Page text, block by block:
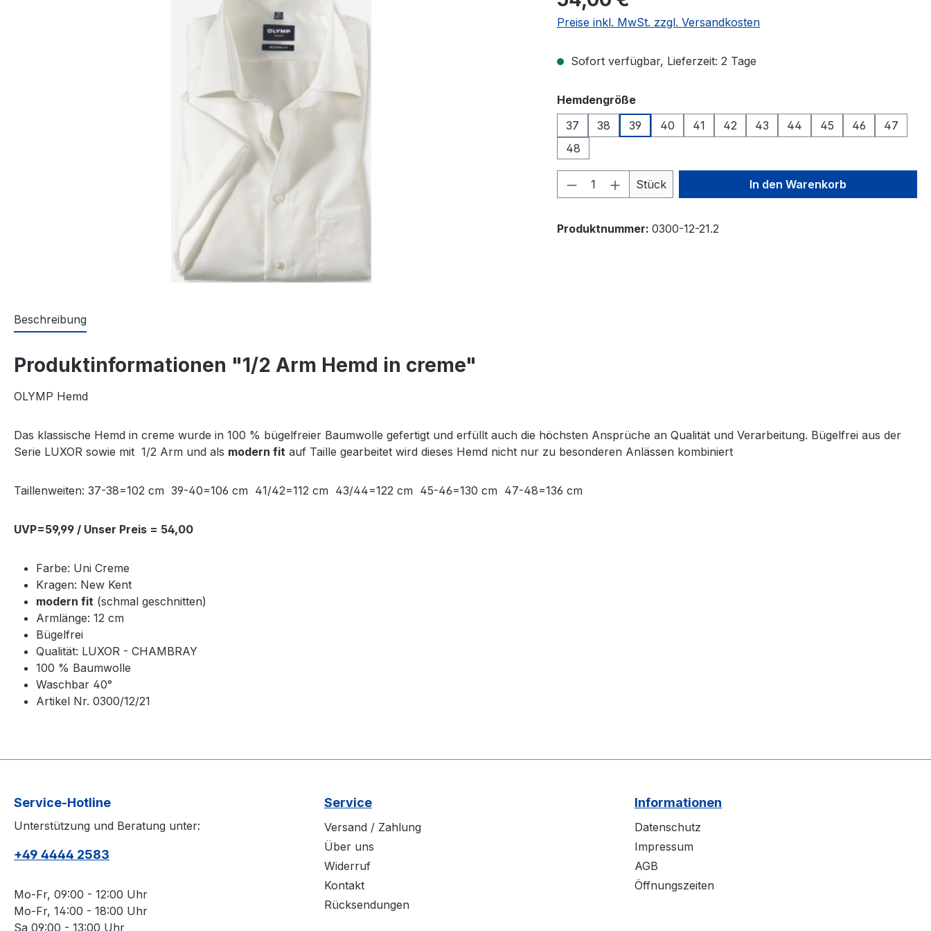
Preise inkl. MwSt. zzgl. Versandkosten
Sofort verfügbar, Lieferzeit: 2 Tage
Hemdengrößeauswählen
37
38 39 40 41 42 43 44 45 46
47
48
Produkt Anzahl: Gib den gewünschten Wert
Stück In den Warenkorb
Produktnummer: 0300-12-21.2
Beschreibung
Produktinformationen "1/2 Arm Hemd in creme"
OLYMP Hemd
Das klassische Hemd in creme wurde in 100 % bügelfreier Baumwolle gefertigt und erfüllt auch die höchsten Ansprüche an Qualität und Verarbeitung. Bügelfrei aus der
Serie LUXOR sowie mit 1/2 Arm und als modern fit auf Taille gearbeitet wird dieses Hemd nicht nur zu besonderen Anlässen kombiniert
Taillenweiten: 37-38=102 cm 39-40=106 cm 41/42=112 cm 43/44=122 cm 45-46=130 cm 47-48=136 cm
UVP=59,99 / Unser Preis = 54,00
Farbe: Uni Creme
Kragen: New Kent
modern fit (schmal geschnitten)
Armlänge: 12 cm
Bügelfrei
Qualität: LUXOR - CHAMBRAY
100 % Baumwolle
Waschbar 40°
Artikel Nr. 0300/12/21
Service-Hotline
Unterstützung und Beratung unter:
+49 4444 2583
Mo-Fr, 09:00 - 12:00 Uhr
Mo-Fr, 14:00 - 18:00 Uhr
Sa 09:00 - 13:00 Uhr
Service
Versand / Zahlung
Über uns
Widerruf
Kontakt
Rücksendungen
Informationen
Datenschutz
Impressum
AGB
Öffnungszeiten